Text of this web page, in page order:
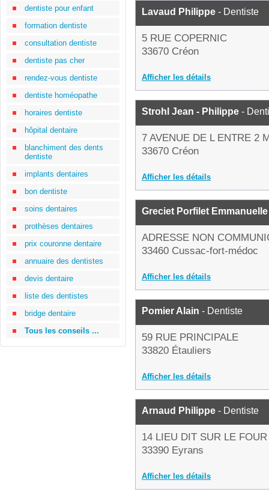
dentiste pour enfant
formation dentiste
consultation dentiste
dentiste pas cher
rendez-vous dentiste
dentiste homéopathe
horaires dentiste
hôpital dentaire
blanchiment des dents
dentiste
implants dentaires
bon dentiste
soins dentaires
prothèses dentaires
prix couronne dentaire
annuaire des dentistes
devis dentaire
liste des dentistes
bridge dentaire
Tous les conseils ...
Lavaud Philippe - Dentiste
5 RUE COPERNIC
33670 Créon
Afficher les détails
Strohl Jean - Philippe -
7 AVENUE DE L ENTRE 2
33670 Créon
Afficher les détails
Greciet Porfilet Emmanuelle
ADRESSE NON
33460 Cussac-fort-médoc
Afficher les détails
Pomier Alain - Dentiste
59 RUE PRINCIPALE
33820 Étauliers
Afficher les détails
Arnaud Philippe - Dentiste
14 LIEU DIT SUR LE FOUR
33390 Eyrans
Afficher les détails